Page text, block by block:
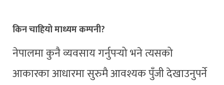
किन चाहियो माध्यम कम्पनी?
नेपालमा कुनै व्यवसाय गर्नुपर्‍यो भने त्यसको
आकारका आधारमा सुरुमै आवश्यक पुँजी देखाउनुपर्ने